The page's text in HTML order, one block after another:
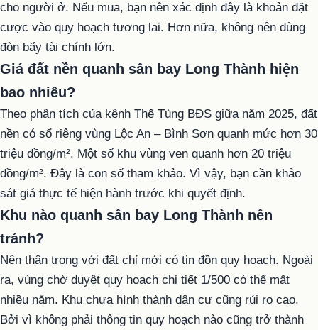
cho người ở. Nếu mua, bạn nên xác định đây là khoản đặt
cược vào quy hoạch tương lai. Hơn nữa, không nên dùng
đòn bẩy tài chính lớn.
Giá đất nền quanh sân bay Long Thành hiện
bao nhiêu?
Theo phân tích của kênh Thế Tùng BĐS giữa năm 2025, đất
nền có sổ riêng vùng Lộc An – Bình Sơn quanh mức hơn 30
triệu đồng/m². Một số khu vùng ven quanh hơn 20 triệu
đồng/m². Đây là con số tham khảo. Vì vậy, bạn cần khảo
sát giá thực tế hiện hành trước khi quyết định.
Khu nào quanh sân bay Long Thành nên
tránh?
Nên thận trọng với đất chỉ mới có tin đồn quy hoạch. Ngoài
ra, vùng chờ duyệt quy hoạch chi tiết 1/500 có thể mất
nhiều năm. Khu chưa hình thành dân cư cũng rủi ro cao.
Bởi vì không phải thông tin quy hoạch nào cũng trở thành